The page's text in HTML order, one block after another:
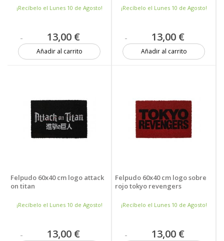
¡Recíbelo el Lunes 10 de Agosto!
13,00 €
Añadir al carrito
¡Recíbelo el Lunes 10 de Agosto!
13,00 €
Añadir al carrito
Felpudo 60x40 cm logo attack
on titan
¡Recíbelo el Lunes 10 de Agosto!
13,00 €
Felpudo 60x40 cm logo sobre
rojo tokyo revengers
¡Recíbelo el Lunes 10 de Agosto!
13,00 €